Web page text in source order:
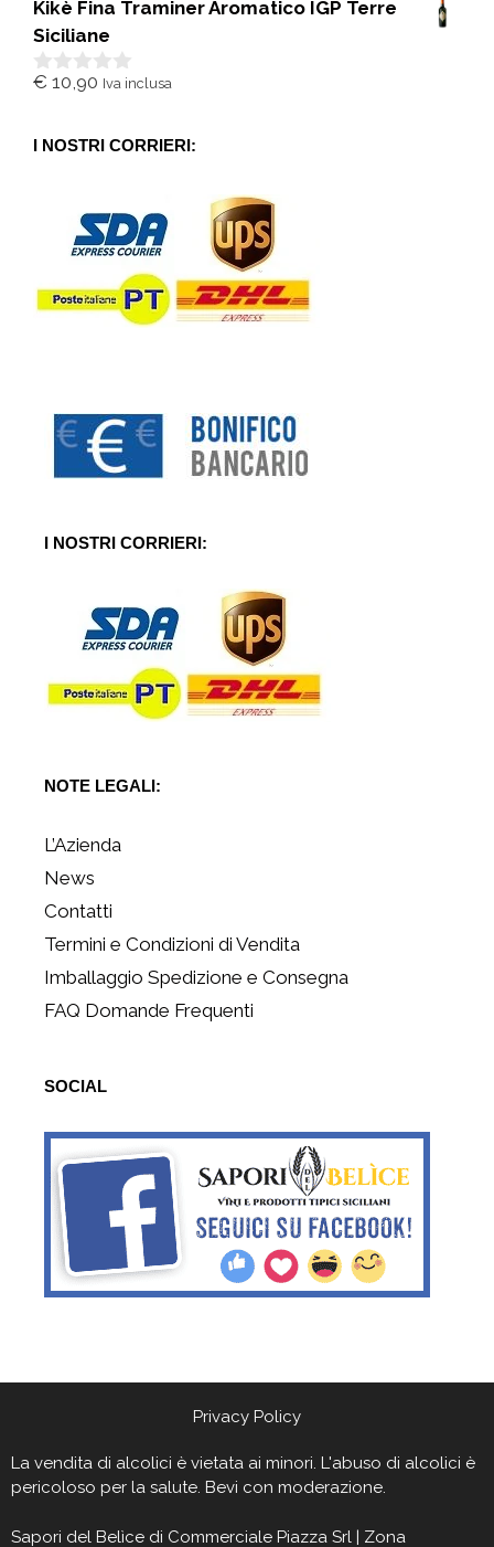
u
5
Kikè Fina Traminer Aromatico IGP Terre
Siciliane
0
5
€ 10,90 Iva inclusa
I NOSTRI CORRIERI:
I NOSTRI CORRIERI:
NOTE LEGALI:
L’Azienda
News
Contatti
Termini e Condizioni di Vendita
Imballaggio Spedizione e Consegna
FAQ Domande Frequenti
SOCIAL
Privacy Policy
La vendita di alcolici è vietata ai minori. L'abuso di alcolici è
pericoloso per la salute. Bevi con moderazione.
Sapori del Belìce di Commerciale Piazza Srl | Zona